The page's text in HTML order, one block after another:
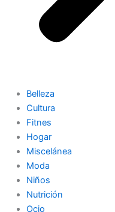
Belleza
Cultura
Fitnes
Hogar
Miscelánea
Moda
Niños
Nutrición
Ocio